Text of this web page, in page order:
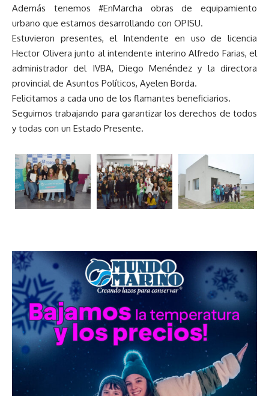
Además tenemos #EnMarcha obras de equipamiento
urbano que estamos desarrollando con OPISU.
Estuvieron presentes, el Intendente en uso de licencia
Hector Olivera junto al intendente interino Alfredo Farias, el
administrador del IVBA, Diego Menéndez y la directora
provincial de Asuntos Políticos, Ayelen Borda.
Felicitamos a cada uno de los flamantes beneficiarios.
Seguimos trabajando para garantizar los derechos de todos
y todas con un Estado Presente.